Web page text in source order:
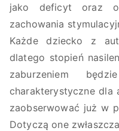
jako deficyt oraz
zachowania
Każde dziecko z
dlatego stopień
zaburzeniem
charakterystyczne dla
zaobserwować już w
Dotyczą one